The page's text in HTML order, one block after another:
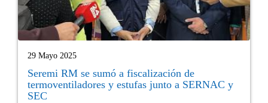
29 Mayo 2025
Seremi RM se sumó a fiscalización de
termoventiladores y estufas junto a SERNAC y
SEC